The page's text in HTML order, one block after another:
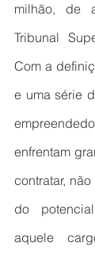
milhão, de
Tribunal
Com a
e uma série
enfrentam
contratar,
do
aquele